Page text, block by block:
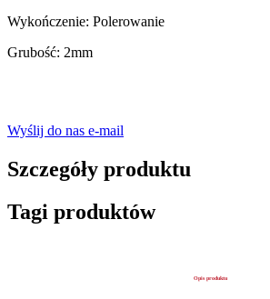
Wykończenie: Polerowanie
Grubość: 2mm
Wyślij do nas e-mail
Szczegóły produktu
Tagi produktów
Opis produktu